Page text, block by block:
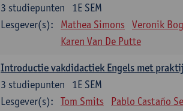
1E SEM
3 studiepunten
Lesgever(s):
Mathea Simons Veronik
Karen Van De Putte
Introductie vakdidactiek Engels met
1E SEM
3 studiepunten
Lesgever(s):
Tom Smits Pablo Castaño